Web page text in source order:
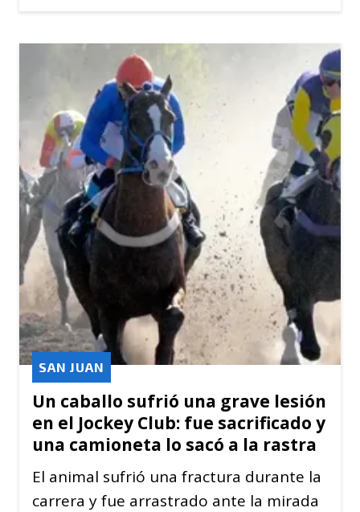
Un caballo sufrió una grave lesión
en el Jockey Club: fue sacrificado y
una camioneta lo sacó a la rastra
SAN JUAN
El animal sufrió una fractura durante la
carrera y fue arrastrado ante la mirada